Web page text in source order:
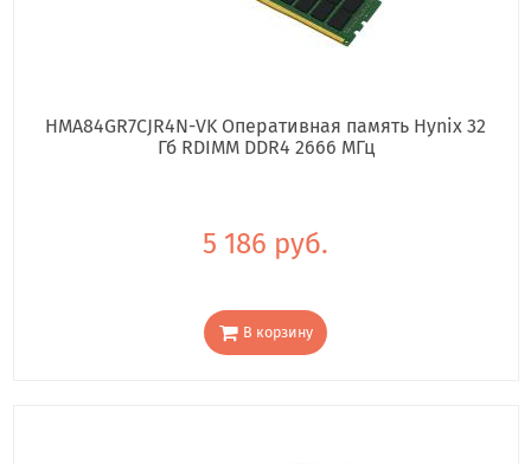
HMA84GR7CJR4N-VK Оперативная память Hynix 32
Гб RDIMM DDR4 2666 МГц
5 186 руб.
В корзину